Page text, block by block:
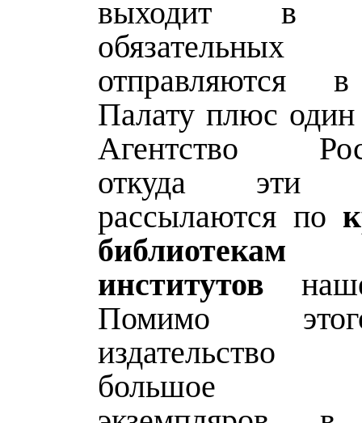
выходит в
обязательных
отправляются
Палату плюс один
Агентство
откуда эти
рассылаются по
институтов
Помимо
издательство
большое